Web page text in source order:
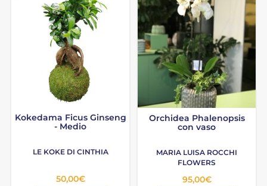
Kokedama Ficus Ginseng
- Medio
LE KOKE DI CINTHIA
50,00€
Orchidea Phalenopsis
con vaso
MARIA LUISA ROCCHI
FLOWERS
95,00€